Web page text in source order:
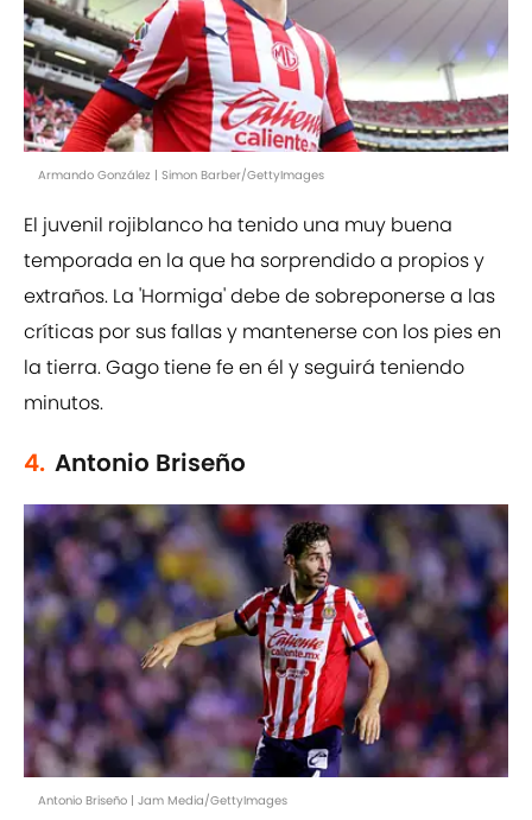
Armando González | Simon Barber/GettyImages
El juvenil rojiblanco ha tenido una muy buena
temporada en la que ha sorprendido a propios y
extraños. La 'Hormiga' debe de sobreponerse a las
críticas por sus fallas y mantenerse con los pies en
la tierra. Gago tiene fe en él y seguirá teniendo
minutos.
4. Antonio Briseño
Antonio Briseño | Jam Media/GettyImages